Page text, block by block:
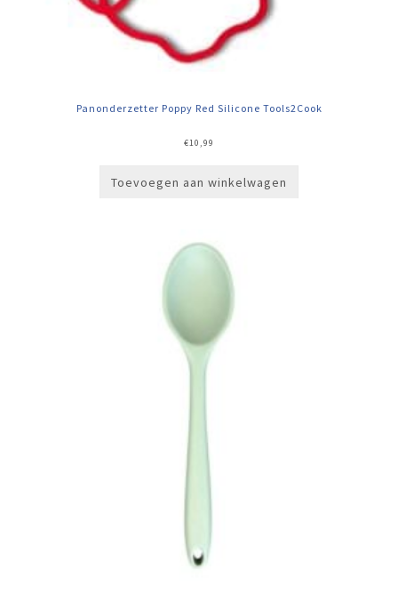
Panonderzetter Poppy Red Silicone Tools2Cook
€10,99
Toevoegen aan winkelwagen